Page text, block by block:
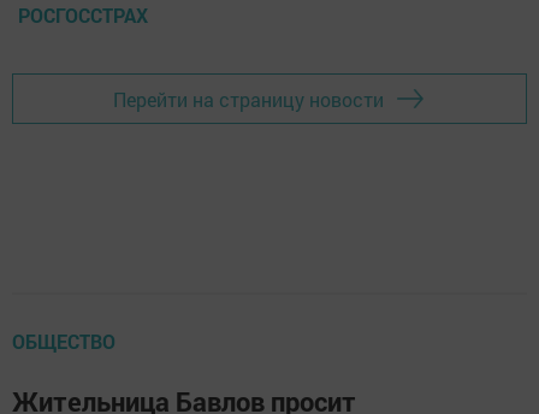
РОСГОССТРАХ
Перейти на страницу новости
ОБЩЕСТВО
Жительница Бавлов просит